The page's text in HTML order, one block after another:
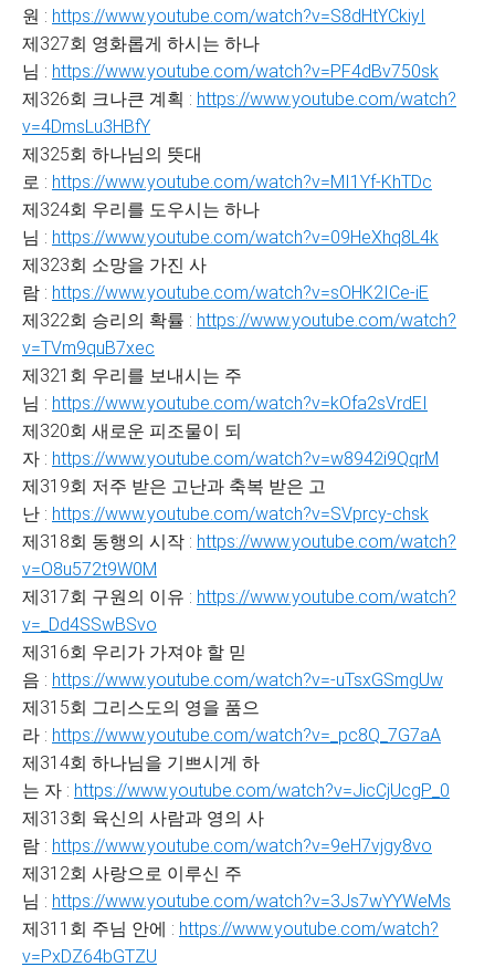
원 : https://www.youtube.com/watch?v=S8dHtYCkiyI
제327회 영화롭게 하시는 하나
님 : https://www.youtube.com/watch?v=PF4dBv750sk
제326회 크나큰 계획 : https://www.youtube.com/watch?
v=4DmsLu3HBfY
제325회 하나님의 뜻대
로 : https://www.youtube.com/watch?v=MI1Yf-KhTDc
제324회 우리를 도우시는 하나
님 : https://www.youtube.com/watch?v=09HeXhq8L4k
제323회 소망을 가진 사
람 : https://www.youtube.com/watch?v=sOHK2ICe-iE
제322회 승리의 확률 : https://www.youtube.com/watch?
v=TVm9quB7xec
제321회 우리를 보내시는 주
님 : https://www.youtube.com/watch?v=kOfa2sVrdEI
제320회 새로운 피조물이 되
자 : https://www.youtube.com/watch?v=w8942i9QqrM
제319회 저주 받은 고난과 축복 받은 고
난 : https://www.youtube.com/watch?v=SVprcy-chsk
제318회 동행의 시작 : https://www.youtube.com/watch?
v=O8u572t9W0M
제317회 구원의 이유 : https://www.youtube.com/watch?
v=_Dd4SSwBSvo
제316회 우리가 가져야 할 믿
음 : https://www.youtube.com/watch?v=-uTsxGSmgUw
제315회 그리스도의 영을 품으
라 : https://www.youtube.com/watch?v=_pc8Q_7G7aA
제314회 하나님을 기쁘시게 하
는 자 : https://www.youtube.com/watch?v=JicCjUcgP_0
제313회 육신의 사람과 영의 사
람 : https://www.youtube.com/watch?v=9eH7vjgy8vo
제312회 사랑으로 이루신 주
님 : https://www.youtube.com/watch?v=3Js7wYYWeMs
제311회 주님 안에 : https://www.youtube.com/watch?
v=PxDZ64bGTZU